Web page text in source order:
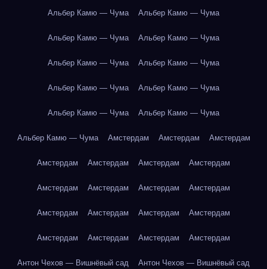
Альбер Камю — Чума Альбер Камю — Чума
Альбер Камю — Чума Альбер Камю — Чума
Альбер Камю — Чума Альбер Камю — Чума
Альбер Камю — Чума Альбер Камю — Чума
Альбер Камю — Чума Альбер Камю — Чума
Альбер Камю — Чума Амстердам Амстердам Амстердам
Амстердам Амстердам Амстердам Амстердам
Амстердам Амстердам Амстердам Амстердам
Амстердам Амстердам Амстердам Амстердам
Амстердам Амстердам Амстердам Амстердам
Антон Чехов — Вишнёвый сад Антон Чехов — Вишнёвый сад